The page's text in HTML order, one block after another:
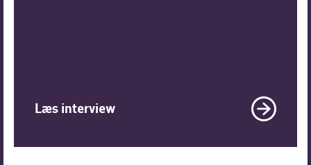
Læs interview